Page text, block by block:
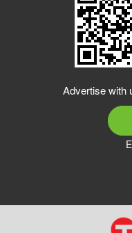
Advertise with